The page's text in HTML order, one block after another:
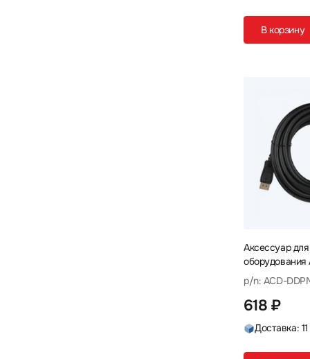
В корзину
Аксессуар
оборудования
50B Кабель
p/n: ACD-
618 ₽
Доставка: